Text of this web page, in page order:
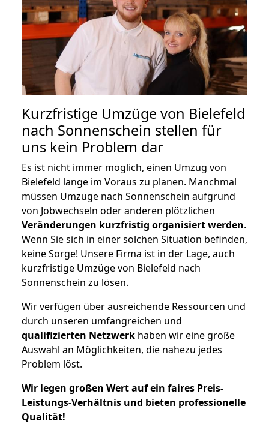
Kurzfristige Umzüge von Bielefeld
nach Sonnenschein stellen für
uns kein Problem dar
Es ist nicht immer möglich, einen Umzug von
Bielefeld lange im Voraus zu planen. Manchmal
müssen Umzüge nach Sonnenschein aufgrund
von Jobwechseln oder anderen plötzlichen
Veränderungen kurzfristig organisiert werden.
Wenn Sie sich in einer solchen Situation befinden,
keine Sorge! Unsere Firma ist in der Lage, auch
kurzfristige Umzüge von Bielefeld nach
Sonnenschein zu lösen.
Wir verfügen über ausreichende Ressourcen und
durch unseren umfangreichen und
qualifizierten Netzwerk haben wir eine große
Auswahl an Möglichkeiten, die nahezu jedes
Problem löst.
Wir legen großen Wert auf ein faires Preis-
Leistungs-Verhältnis und bieten professionelle
Qualität!